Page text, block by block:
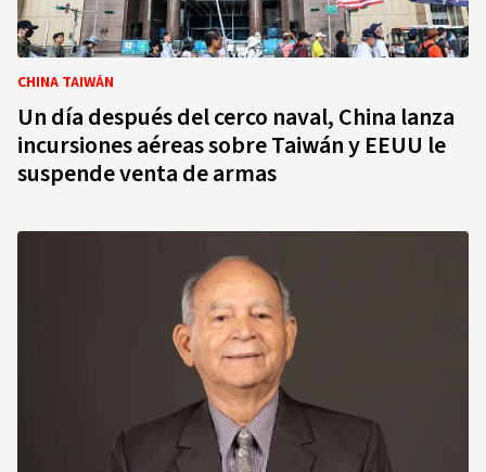
CHINA TAIWÁN
Un día después del cerco naval, China lanza
incursiones aéreas sobre Taiwán y EEUU le
suspende venta de armas